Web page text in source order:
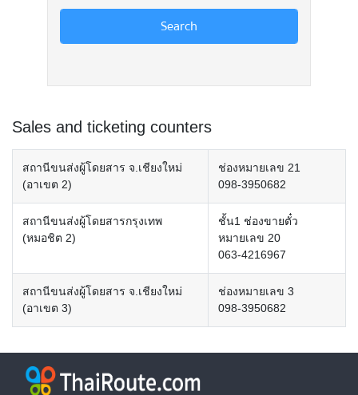
Sales and ticketing counters
สถานีขนส่งผู้โดยสาร จ.เชียงใหม่
(อาเขต 2)
ช่องหมายเลข 21
098-3950682
สถานีขนส่งผู้โดยสารกรุงเทพ
(หมอชิต 2)
ชั้น1 ช่องขายตั๋ว
หมายเลข 20
063-4216967
สถานีขนส่งผู้โดยสาร จ.เชียงใหม่
(อาเขต 3)
ช่องหมายเลข 3
098-3950682